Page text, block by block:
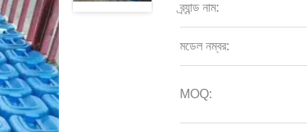
ব্র্যান্ড নাম:
মডেল নম্বর:
MOQ: